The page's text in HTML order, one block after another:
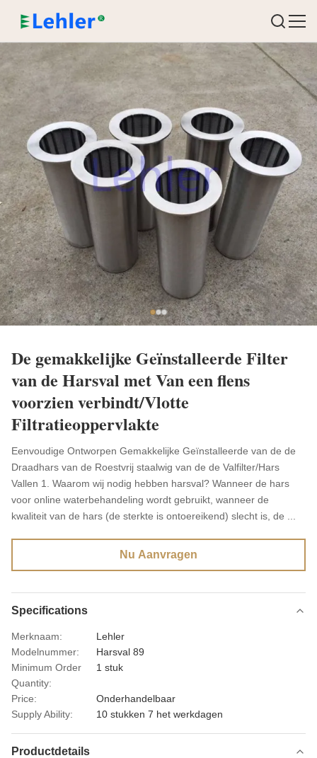
De gemakkelijke Geïnstalleerde Filter
van de Harsval met Van een flens
voorzien verbindt/Vlotte
Filtratieoppervlakte
Eenvoudige Ontworpen Gemakkelijke Geïnstalleerde van de de
Draadhars van de Roestvrij staalwig van de de Valfilter/Hars
Vallen 1. Waarom wij nodig hebben harsval? Wanneer de hars
voor online waterbehandeling wordt gebruikt, wanneer de
kwaliteit van de hars (de sterkte is ontoereikend) slecht is, de ...
Nu Aanvragen
Specifications
Merknaam:
Lehler
Modelnummer:
Harsval 89
Minimum Order
Quantity:
1 stuk
Price:
Onderhandelbaar
Supply Ability:
10 stukken 7 het werkdagen
Productdetails